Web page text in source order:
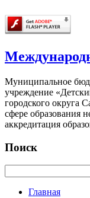
Муниципальное
учреждение
городского округа
сфере образования
аккредитация
Поиск
Главная